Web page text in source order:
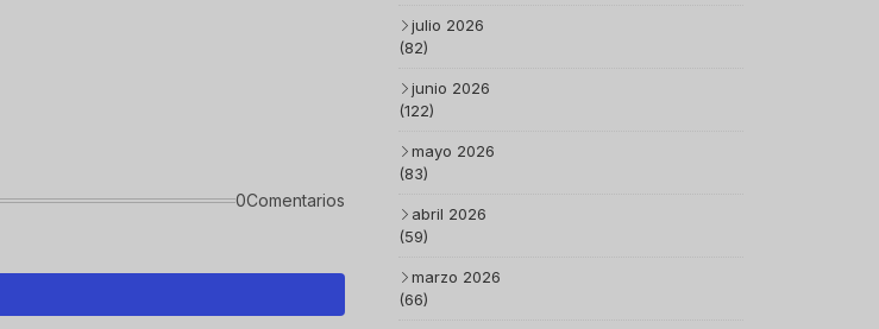
0Comentarios
julio 2026
(82)
junio 2026
(122)
mayo 2026
(83)
abril 2026
(59)
marzo 2026
(66)